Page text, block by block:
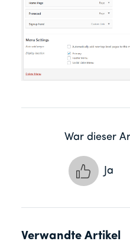
War dieser
Ja
Verwandte Artikel